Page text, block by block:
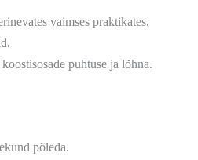
vaimses praktikates,
puhtuse ja lõhna.
põleda.